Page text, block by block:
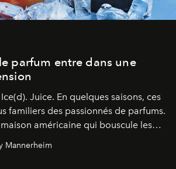
parfum entre dans une
Juice. En quelques saisons, ces
familiers des passionnés de parfums.
américaine qui bouscule les
intuitive que personnelle :
Mannerheim